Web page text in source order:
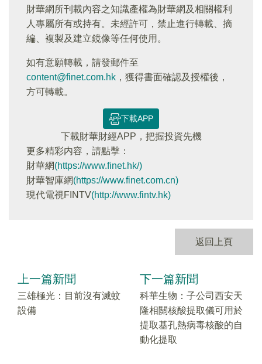
財華網所刊載內容之知識產權為財華網及相關權利
人專屬所有或持有。未經許可，禁止進行轉載、摘
編、複製及建立鏡像等任何使用。
如有意願轉載，請發郵件至
content@finet.com.hk ，獲得書面確認及授權後，
方可轉載。
下載APP
下載財華財經APP，把握投資先機
更多精彩内容，請點擊：
財華網(https://www.finet.hk/)
財華智庫網(https://www.finet.com.cn)
現代電視FINTV(http://www.fintv.hk)
返回上頁
上一篇新聞
三雄極光：目前沒有滅蚊
設備
下一篇新聞
科華生物：子公司西安天
隆相關核酸提取儀可用於
提取基孔熱病毒核酸的自
動化提取